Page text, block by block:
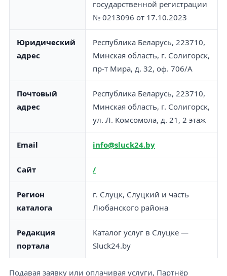
государственной регистрации
№ 0213096 от 17.10.2023
Юридический
адрес
Республика Беларусь, 223710,
Минская область, г. Солигорск,
пр-т Мира, д. 32, оф. 706/А
Почтовый
адрес
Республика Беларусь, 223710,
Минская область, г. Солигорск,
ул. Л. Комсомола, д. 21, 2 этаж
Email info@sluck24.by
Сайт /
Регион
каталога
г. Слуцк, Слуцкий и часть
Любанского района
Редакция
портала
Каталог услуг в Слуцке —
Sluck24.by
Подавая заявку или оплачивая услуги, Партнёр